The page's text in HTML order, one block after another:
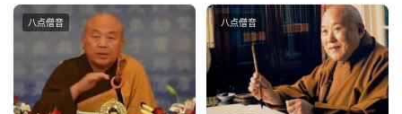
政
策
规
八点僧音 八点僧音